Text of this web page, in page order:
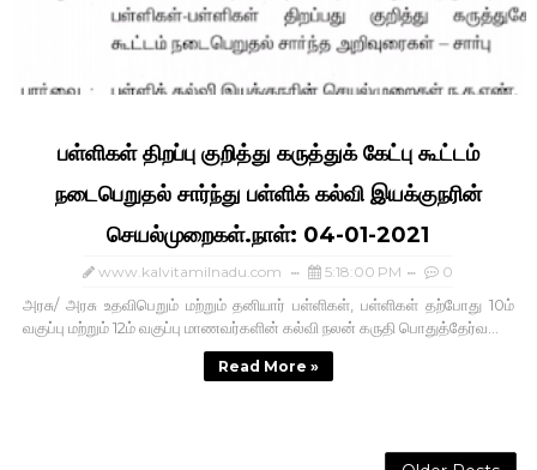
பள்ளிகள் திறப்பு குறித்து கருத்துக் கேட்பு கூட்டம்
நடைபெறுதல் சார்ந்து பள்ளிக் கல்வி இயக்குநரின்
செயல்முறைகள்.நாள்: 04-01-2021
www.kalvitamilnadu.com 5:18:00 PM 0
அரசு/ அரசு உதவிபெறும் மற்றும் தனியார் பள்ளிகள், பள்ளிகள் தற்போது 10ம்
வகுப்பு மற்றும் 12ம் வகுப்பு மாணவர்களின் கல்வி நலன் கருதி பொதுத்தேர்வ...
Read More »